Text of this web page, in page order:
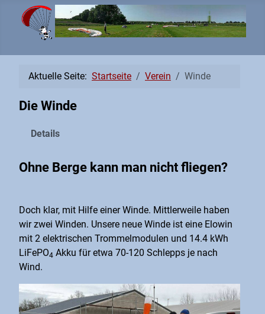
Aktuelle Seite: Startseite Verein Winde
Die Winde
Details
Ohne Berge kann man nicht fliegen?
Doch klar, mit Hilfe einer Winde. Mittlerweile haben
wir zwei Winden. Unsere neue Winde ist eine Elowin
mit 2 elektrischen Trommelmodulen und 14.4 kWh
LiFePO4 Akku für etwa 70-120 Schlepps je nach
Wind.